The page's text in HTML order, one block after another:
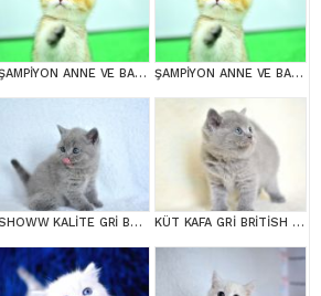
ŞAMPİYON ANNE VE BABANI YAVRUSU NY11 GOLDEN BRİTİSH SHORTHAİR YAVRUMUZ ŞAMPİYON ANNE VE BABANI YAVRUSU NY11 GOLDEN BRİTİSH SHORTHAİR YAVRUMUZ
SHOWW KALİTE GRİ BRİTİSH SHORTHAİR YAVRUMUZ KÜT KAFA GRİ BRİTİSH SHORTHAİR YAVRULARIMIZ